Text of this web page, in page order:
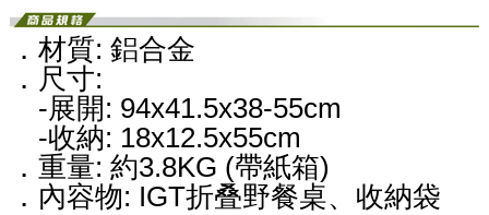
．材質: 鋁合金
．尺寸:
-展開: 94x41.5x38-55cm
-收納: 18x12.5x55cm
．重量: 約3.8KG (帶紙箱)
．內容物: IGT折叠野餐桌、收納袋